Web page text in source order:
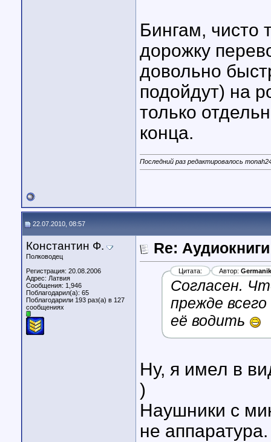
Бингам, чисто
дорожку
довольно
подойдут) на
только
конца.
Последний раз редактировалось
22.07.2010, 08:57
Константин Ф.
Полководец
Регистрация: 20.08.2006
Адрес: Латвия
Сообщения: 1,946
Поблагодарил(а): 65
Поблагодарили 193 раз(а) в 127
сообщениях
Re:
Цитата: Автор: Germanik
Согласен.
прежде
её водить
Ну, я имел в
)
Наушники с
не